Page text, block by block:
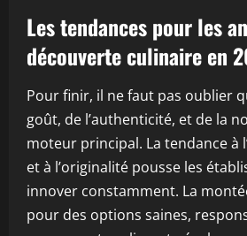
Les tendances pour les
découverte culinaire en
Pour finir, il ne faut pas oublier
goût, de l’authenticité, et de la
moteur principal. La tendance à
et à l’originalité pousse les
innover constamment. La
pour des options saines,